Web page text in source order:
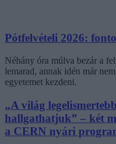
Pótfelvételi 2026:
Néhány óra múlva bezár a
lemarad, annak idén már
egyetemet kezdeni.
„A világ
hallgathatjuk” – két
a CERN nyári